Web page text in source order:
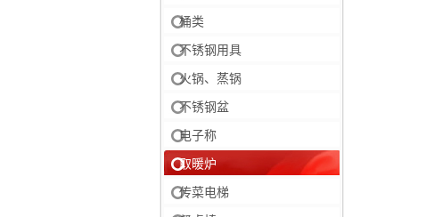
桶类
不锈钢用具
火锅、蒸锅
不锈钢盆
电子称
取暖炉
传菜电梯